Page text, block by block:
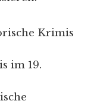
Krimis
im 19.